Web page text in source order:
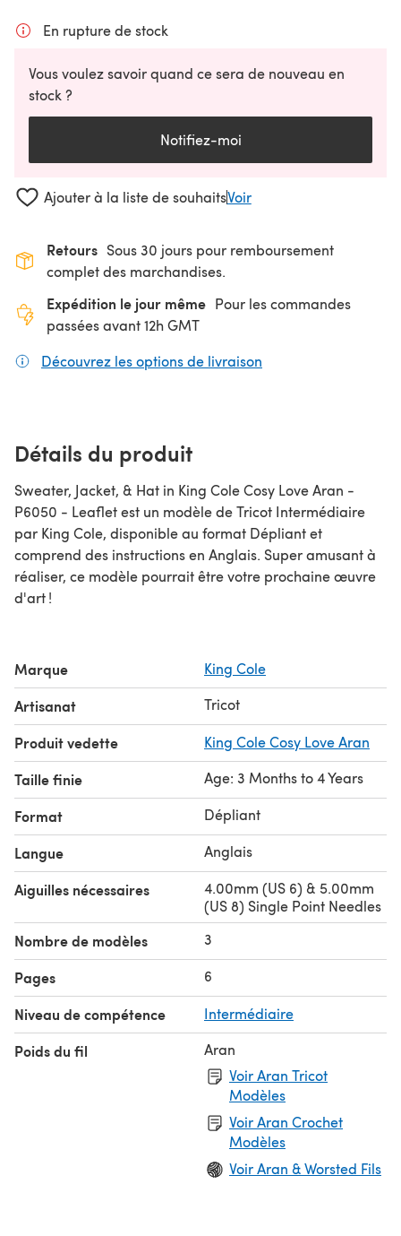
En rupture de stock
Vous voulez savoir quand ce sera de nouveau en
stock ?
Notifiez-moi
Ajouter à la liste de souhaitsVoir
Retours Sous 30 jours pour remboursement
complet des marchandises.
Expédition le jour même Pour les commandes
passées avant 12h GMT
Découvrez les options de livraison
Détails du produit
Sweater, Jacket, & Hat in King Cole Cosy Love Aran -
P6050 - Leaflet est un modèle de Tricot Intermédiaire
par King Cole, disponible au format Dépliant et
comprend des instructions en Anglais. Super amusant à
réaliser, ce modèle pourrait être votre prochaine œuvre
d'art !
Marque King Cole
Artisanat Tricot
Produit vedette King Cole Cosy Love Aran
Taille finie Age: 3 Months to 4 Years
Format Dépliant
Langue Anglais
Aiguilles nécessaires
4.00mm (US 6) & 5.00mm
(US 8) Single Point Needles
Nombre de modèles 3
Pages 6
Niveau de compétence Intermédiaire
Poids du fil
Aran
Voir Aran Tricot
Modèles
Voir Aran Crochet
Modèles
Voir Aran & Worsted Fils